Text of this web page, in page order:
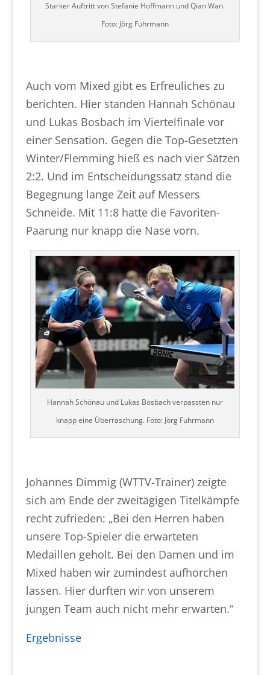
Starker Auftritt von Stefanie Hoffmann und Qian Wan.
Foto: Jörg Fuhrmann
Auch vom Mixed gibt es Erfreuliches zu
berichten. Hier standen Hannah Schönau
und Lukas Bosbach im Viertelfinale vor
einer Sensation. Gegen die Top-Gesetzten
Winter/Flemming hieß es nach vier Sätzen
2:2. Und im Entscheidungssatz stand die
Begegnung lange Zeit auf Messers
Schneide. Mit 11:8 hatte die Favoriten-
Paarung nur knapp die Nase vorn.
Hannah Schönau und Lukas Bosbach verpassten nur
knapp eine Überraschung. Foto: Jörg Fuhrmann
Johannes Dimmig (WTTV-Trainer) zeigte
sich am Ende der zweitägigen Titelkämpfe
recht zufrieden: „Bei den Herren haben
unsere Top-Spieler die erwarteten
Medaillen geholt. Bei den Damen und im
Mixed haben wir zumindest aufhorchen
lassen. Hier durften wir von unserem
jungen Team auch nicht mehr erwarten.“
Ergebnisse